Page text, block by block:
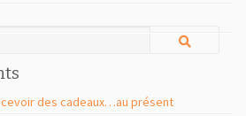
des cadeaux…au présent